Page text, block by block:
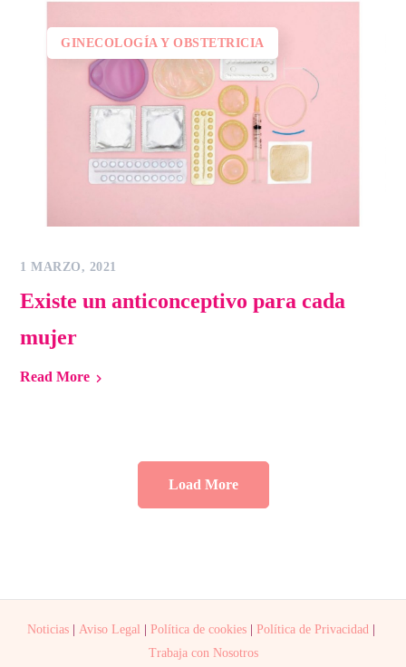
GINECOLOGÍA Y OBSTETRICIA
1 MARZO, 2021
Existe un anticonceptivo para cada
mujer
Read More
Load More
Noticias | Aviso Legal | Política de cookies | Política de Privacidad |
Trabaja con Nosotros